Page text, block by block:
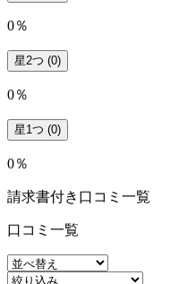
0％
星2つ (0)
0％
星1つ (0)
0％
請求書付き口コミ一覧
口コミ一覧